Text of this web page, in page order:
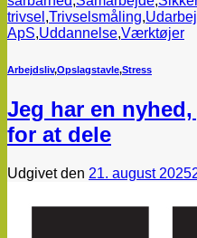
trivsel ,Trivselsmåling,
ApS,Uddannelse,Værktøjer
Arbejdsliv,Opslagstavle,Stress
Jeg har en
for at dele
Udgivet den 21. august 2025